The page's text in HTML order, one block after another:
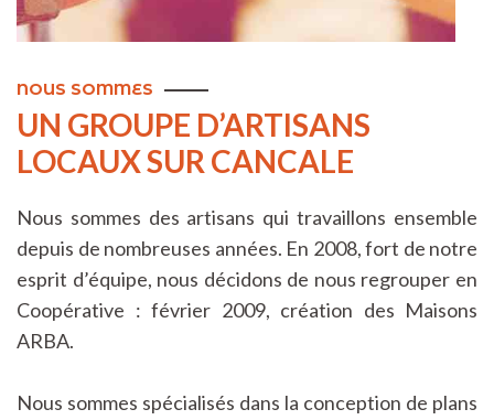
NOUS SOMMES
UN GROUPE D’ARTISANS
LOCAUX SUR CANCALE
Nous sommes des artisans qui travaillons ensemble
depuis de nombreuses années. En 2008, fort de notre
esprit d’équipe, nous décidons de nous regrouper en
Coopérative : février 2009, création des Maisons
ARBA.
Nous sommes spécialisés dans la conception de plans